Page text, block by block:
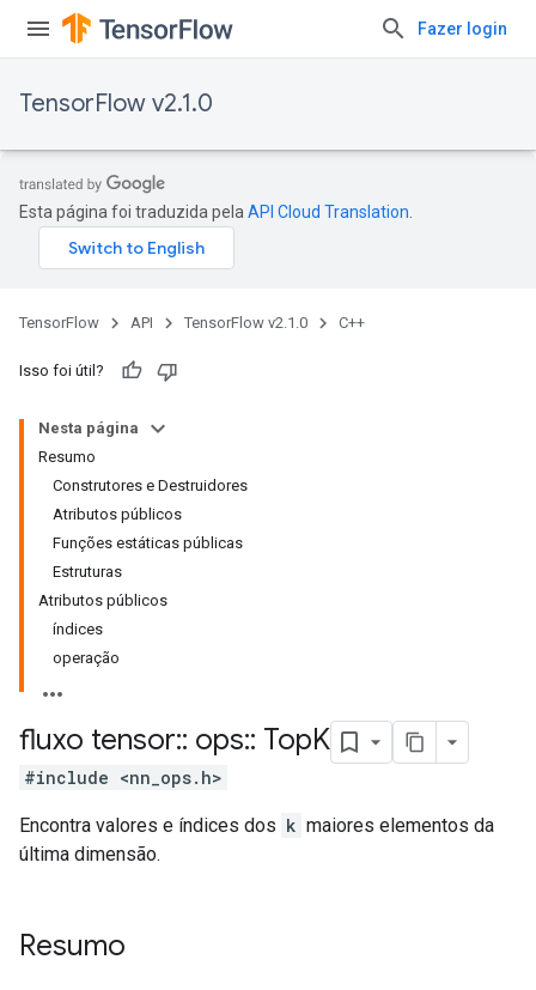
Fazer login
TensorFlow v2.1.0
Esta página foi traduzida pela API Cloud Translation
TensorFlow API TensorFlow v2.1.0 C++
Isso foi útil?
Nesta página
Resumo
Construtores e Destruidores
Atributos públicos
Funções estáticas públicas
Estruturas
Atributos públicos
índices
operação
fluxo tensor:: ops:: TopK
#include <nn_ops.h>
Encontra valores e índices dos k maiores elementos da
última dimensão.
Resumo